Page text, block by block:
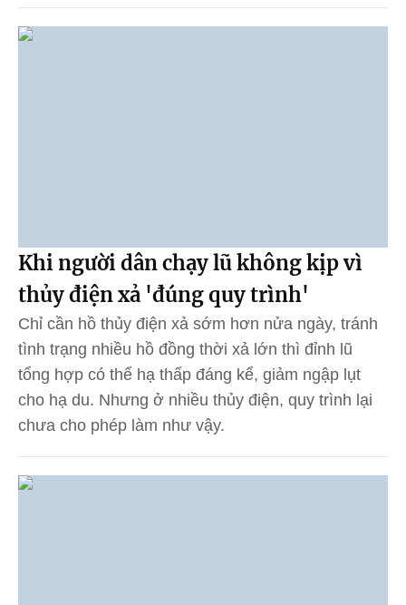
Khi người dân chạy lũ không kịp vì
thủy điện xả 'đúng quy trình'
Chỉ cần hồ thủy điện xả sớm hơn nửa ngày, tránh
tình trạng nhiều hồ đồng thời xả lớn thì đỉnh lũ
tổng hợp có thể hạ thấp đáng kể, giảm ngập lụt
cho hạ du. Nhưng ở nhiều thủy điện, quy trình lại
chưa cho phép làm như vậy.